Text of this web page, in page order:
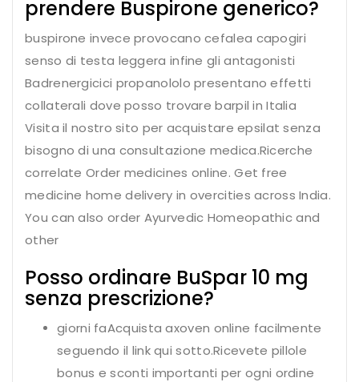
prendere Buspirone generico?
buspirone invece provocano cefalea capogiri
senso di testa leggera infine gli antagonisti
Badrenergicici propanololo presentano effetti
collaterali dove posso trovare barpil in Italia
Visita il nostro sito per acquistare epsilat senza
bisogno di una consultazione medica.Ricerche
correlate Order medicines online. Get free
medicine home delivery in overcities across India.
You can also order Ayurvedic Homeopathic and
other
Posso ordinare BuSpar 10 mg
senza prescrizione?
giorni faAcquista axoven online facilmente
seguendo il link qui sotto.Ricevete pillole
bonus e sconti importanti per ogni ordine